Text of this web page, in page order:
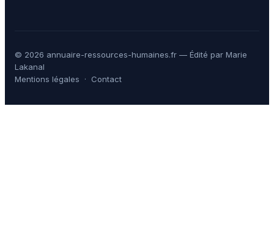
© 2026 annuaire-ressources-humaines.fr — Édité par Marie
Lakanal
Mentions légales · Contact